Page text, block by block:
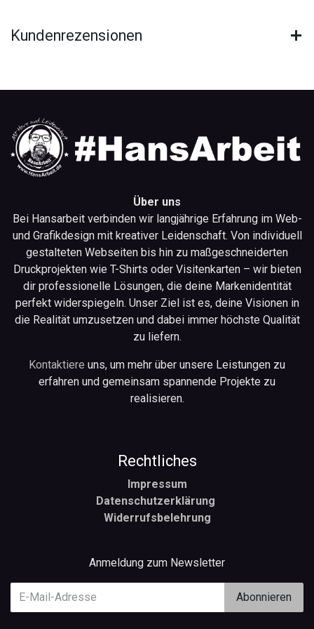
täglichen Gebrauch
Kundenrezensionen
Rechtliches
Impressum
Datenschutzerklärung
Widerrufsbelehrung
Anmeldung zum Newsletter
Abonnieren
Über uns
Bei Hansarbeit verbinden wir langjährige Erfahrung im Web-
und Grafikdesign mit kreativer Leidenschaft. Von individuell
gestalteten Webseiten bis hin zu maßgeschneiderten
Druckprojekten wie T-Shirts oder Visitenkarten – wir bieten
dir professionelle Lösungen, die deine Markenidentität
perfekt widerspiegeln. Unser Ziel ist es, deine Visionen in
die Realität umzusetzen und dabei immer höchste Qualität
zu liefern.
Kontaktiere uns, um mehr über unsere Leistungen zu
erfahren und gemeinsam spannende Projekte zu
realisieren.